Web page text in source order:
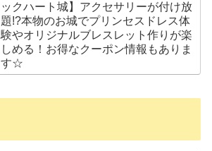
ックハート城】アクセサリーが付け放
題!?本物のお城でプリンセスドレス体
験やオリジナルブレスレット作りが楽
しめる！お得なクーポン情報もありま
す☆